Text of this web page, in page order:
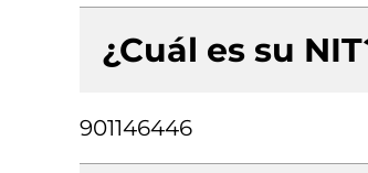
¿Cuál es su
901146446